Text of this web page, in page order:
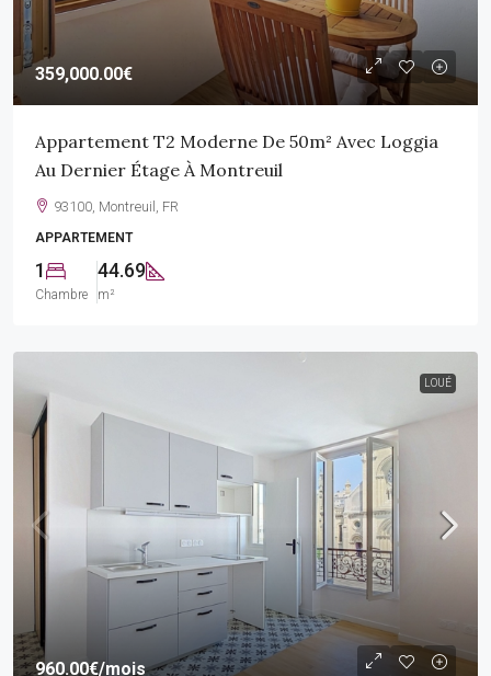
359,000.00€
Appartement T2 Moderne De 50m² Avec Loggia
Au Dernier Étage À Montreuil
93100, Montreuil, FR
APPARTEMENT
1
Chambre
44.69
m²
LOUÉ
960.00€/mois